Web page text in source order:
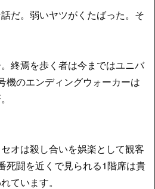
だ。弱いヤツがくたばった。そ
終焉を歩く者は今まではユニバ
機のエンディングウォーカーは
オは殺し合いを娯楽として観客
死闘を近くで見られる1階席は貴
ています。